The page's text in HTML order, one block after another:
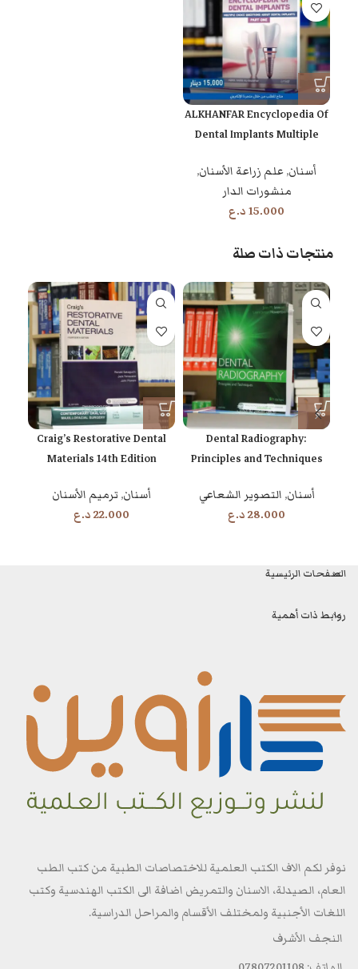
ALKHANFAR Encyclopedia Of
Dental Implants Multiple
Dental Implants Part 1
أسنان,علم زراعة الأسنان,
منشورات الدار
15.000د.ع
منتجات ذات صلة
Dental Radiography:
Principles and Techniques
أسنان, التصوير الشعاعي
28.000د.ع
Craig’s Restorative Dental
Materials 14th Edition
أسنان, ترميم الأسنان
22.000د.ع
الصفحات الرئيسية
روابط ذات أهمية
نوفر لكم الاف الكتب العلمية للاختصاصات الطبية من كتب الطب
العام، الصيدلة، الاسنان والتمريض اضافة الى الكتب الهندسية وكتب
اللغات الأجنبية ولمختلف الأقسام والمراحل الدراسية.
النجف الأشرف